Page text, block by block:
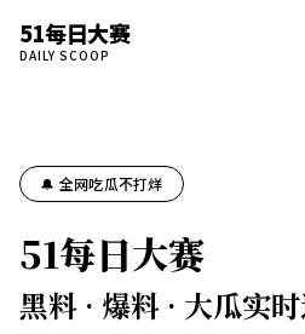
51每日大赛
DAILY SCOOP
🔔 全网吃瓜不打烊
51每日大赛
黑料 · 爆料 · 大瓜实